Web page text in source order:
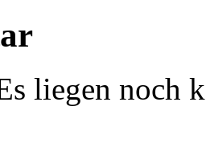
liegen noch